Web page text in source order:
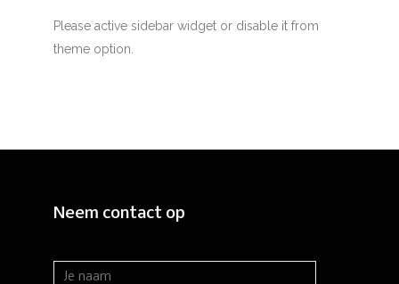
Please active sidebar widget or disable it from
theme option.
Neem contact op